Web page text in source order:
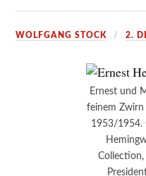
WOLFGANG STOCK 2.
Ernest und
feinem
1953/1954.
Collection,